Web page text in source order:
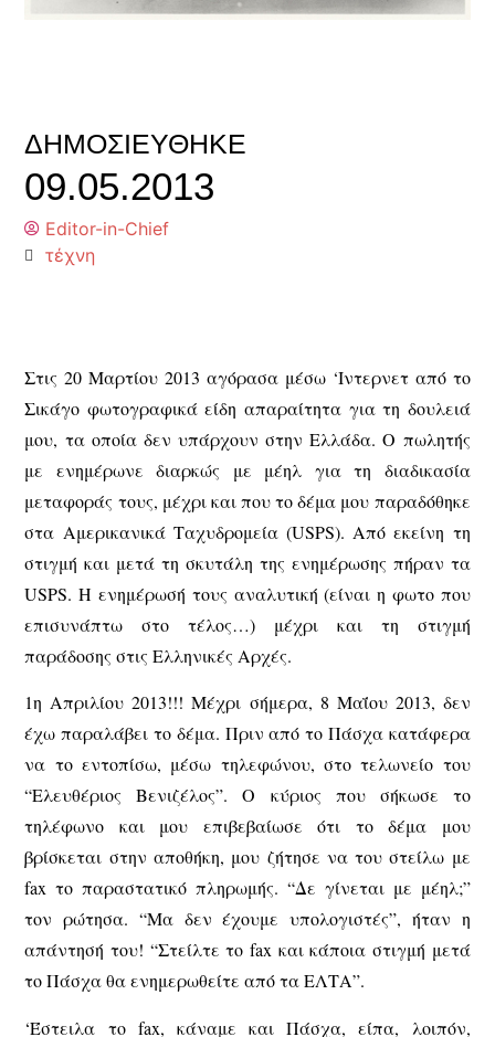
ΔΗΜΟΣΙΕΎΘΗΚΕ
09.05.2013
Editor-in-Chief
τέχνη
Στις 20 Μαρτίου 2013 αγόρασα μέσω ‘Ιντερνετ από το
Σικάγο φωτογραφικά είδη απαραίτητα για τη δουλειά
μου, τα οποία δεν υπάρχουν στην Ελλάδα. Ο πωλητής
με ενημέρωνε διαρκώς με μέηλ για τη διαδικασία
μεταφοράς τους, μέχρι και που το δέμα μου παραδόθηκε
στα Αμερικανικά Ταχυδρομεία (USPS). Από εκείνη τη
στιγμή και μετά τη σκυτάλη της ενημέρωσης πήραν τα
USPS. Η ενημέρωσή τους αναλυτική (είναι η φωτο που
επισυνάπτω στο τέλος…) μέχρι και τη στιγμή
παράδοσης στις Ελληνικές Αρχές.
1η Απριλίου 2013!!! Μέχρι σήμερα, 8 Μαΐου 2013, δεν
έχω παραλάβει το δέμα. Πριν από το Πάσχα κατάφερα
να το εντοπίσω, μέσω τηλεφώνου, στο τελωνείο του
“Ελευθέριος Βενιζέλος”. Ο κύριος που σήκωσε το
τηλέφωνο και μου επιβεβαίωσε ότι το δέμα μου
βρίσκεται στην αποθήκη, μου ζήτησε να του στείλω με
fax το παραστατικό πληρωμής. “Δε γίνεται με μέηλ;”
τον ρώτησα. “Μα δεν έχουμε υπολογιστές”, ήταν η
απάντησή του! “Στείλτε το fax και κάποια στιγμή μετά
το Πάσχα θα ενημερωθείτε από τα ΕΛΤΑ”.
‘Έστειλα το fax, κάναμε και Πάσχα, είπα, λοιπόν,